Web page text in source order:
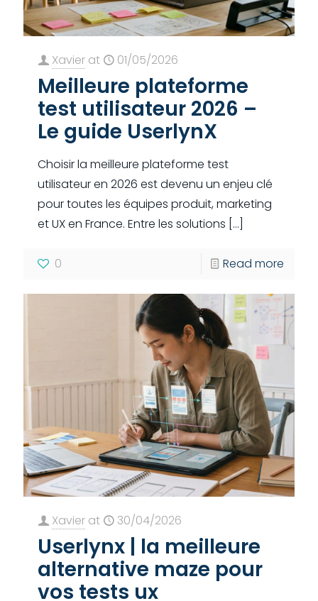
Xavier at 01/05/2026
Meilleure plateforme
test utilisateur 2026 –
Le guide UserlynX
Choisir la meilleure plateforme test
utilisateur en 2026 est devenu un enjeu clé
pour toutes les équipes produit, marketing
et UX en France. Entre les solutions […]
0 Read more
Xavier at 30/04/2026
Userlynx | la meilleure
alternative maze pour
vos tests ux